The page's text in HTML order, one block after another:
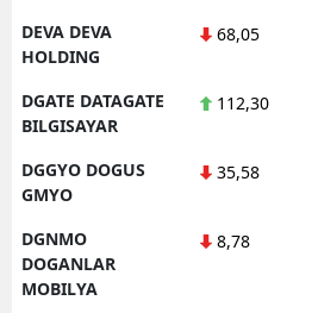
DEVA DEVA
HOLDING
68,05
DGATE DATAGATE
BILGISAYAR
112,30
DGGYO DOGUS
GMYO
35,58
DGNMO
DOGANLAR
MOBILYA
8,78